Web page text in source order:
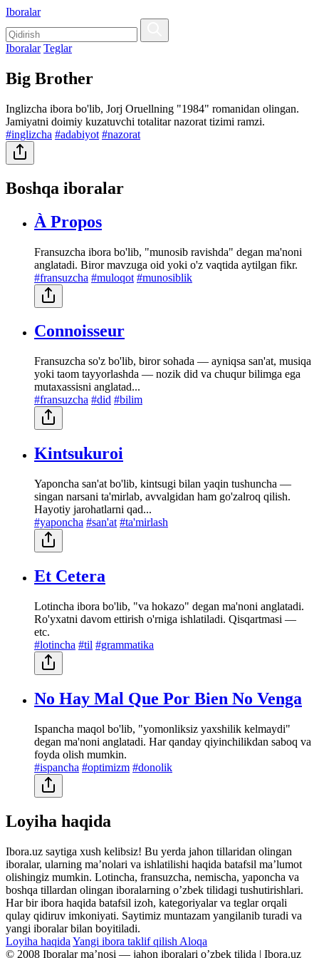
Iboralar
Iboralar Teglar
Big Brother
Inglizcha ibora bo'lib, Jorj Oruellning "1984" romanidan olingan.
Jamiyatni doimiy kuzatuvchi totalitar nazorat tizimi ramzi.
#inglizcha #adabiyot #nazorat
Boshqa iboralar
À Propos
Fransuzcha ibora bo'lib, "munosib ravishda" degan ma'noni
anglatadi. Biror mavzuga oid yoki o'z vaqtida aytilgan fikr.
#fransuzcha #muloqot #munosiblik
Connoisseur
Fransuzcha so'z bo'lib, biror sohada — ayniqsa san'at, musiqa
yoki taom tayyorlashda — nozik did va chuqur bilimga ega
mutaxassisni anglatad...
#fransuzcha #did #bilim
Kintsukuroi
Yaponcha san'at bo'lib, kintsugi bilan yaqin tushuncha —
singan narsani ta'mirlab, avvalgidan ham go'zalroq qilish.
Hayotiy jarohatlarni qad...
#yaponcha #san'at #ta'mirlash
Et Cetera
Lotincha ibora bo'lib, "va hokazo" degan ma'noni anglatadi.
Ro'yxatni davom ettirish o'rniga ishlatiladi. Qisqartmasi —
etc.
#lotincha #til #grammatika
No Hay Mal Que Por Bien No Venga
Ispancha maqol bo'lib, "yomonliksiz yaxshilik kelmaydi"
degan ma'noni anglatadi. Har qanday qiyinchilikdan saboq va
foyda olish mumkin.
#ispancha #optimizm #donolik
Loyiha haqida
Ibora.uz saytiga xush kelibsiz! Bu yerda jahon tillaridan olingan
iboralar, ularning maʼnolari va ishlatilishi haqida batafsil maʼlumot
olishingiz mumkin. Lotincha, fransuzcha, nemischa, yaponcha va
boshqa tillardan olingan iboralarning oʼzbek tilidagi tushutirishlari.
Har bir ibora haqida batafsil izoh, kategoriyalar va teglar orqali
qulay qidiruv imkoniyati. Saytimiz muntazam yangilanib turadi va
yangi iboralar bilan boyitiladi.
Loyiha haqida Yangi ibora taklif qilish Aloqa
© 2008 Iboralar maʼnosi — jahon iboralari oʼzbek tilida | Ibora.uz